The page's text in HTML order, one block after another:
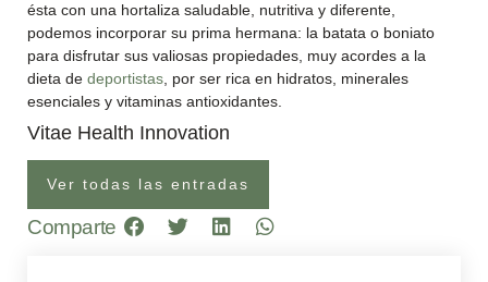
ésta con una hortaliza saludable, nutritiva y diferente,
podemos incorporar su prima hermana: la batata o boniato
para disfrutar sus valiosas propiedades, muy acordes a la
dieta de deportistas , por ser rica en hidratos, minerales
esenciales y vitaminas antioxidantes.
Vitae Health Innovation
Ver todas las entradas
Comparte